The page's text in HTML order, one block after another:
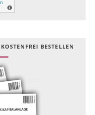
BESTELLEN